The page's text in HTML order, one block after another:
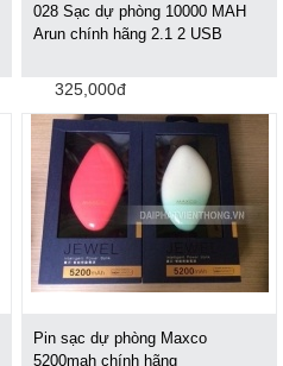
028 Sạc dự phòng 10000 MAH
Arun chính hãng 2.1 2 USB
325,000đ
Pin sạc dự phòng Maxco
5200mah chính hãng